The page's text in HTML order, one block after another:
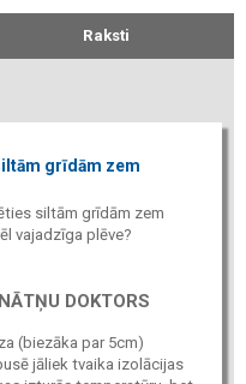
Raksti
grīdām zem
siltām grīdām zem
vajadzīga plēve?
DOKTORS
(biezāka par 5cm)
jāliek tvaika izolācijas